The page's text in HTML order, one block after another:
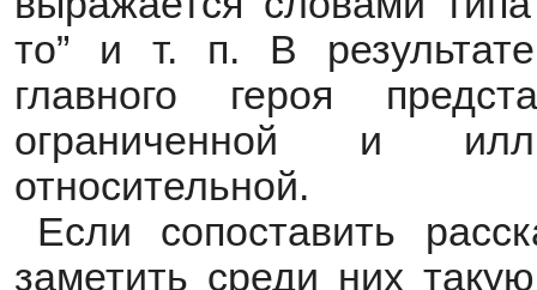
то” и т. п. В результате
главного героя
ограниченной и
относительной.
Если сопоставить
заметить среди них